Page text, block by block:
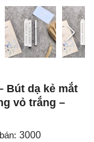
Bút dạ kẻ mắt
vỏ trắng –
3000